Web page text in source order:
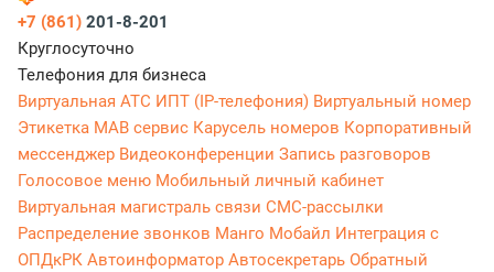
+7 (861) 201-8-201
Круглосуточно
Телефония для бизнеса
Виртуальная АТС ИПТ (IP-телефония) Виртуальный номер
Этикетка МАВ сервис Карусель номеров Корпоративный
мессенджер Видеоконференции Запись разговоров
Голосовое меню Мобильный личный кабинет
Виртуальная магистраль связи СМС-рассылки
Распределение звонков Манго Мобайл Интеграция с
ОПДкРК Автоинформатор Автосекретарь Обратный